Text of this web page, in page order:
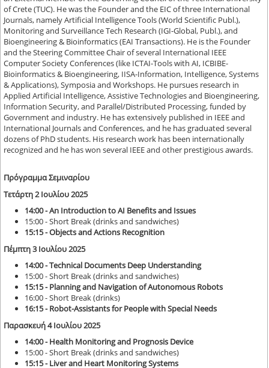
of Crete (TUC). He was the Founder and the EIC of three International
Journals, namely Artificial Intelligence Tools (World Scientific Publ.),
Monitoring and Surveillance Tech Research (IGI-Global, Publ.), and
Bioengineering & Bioinformatics (EAI Transactions). He is the Founder
and the Steering Committee Chair of several International IEEE
Computer Society Conferences (like ICTAI-Tools with AI, ICBIBE-
Bioinformatics & Bioengineering, IISA-Information, Intelligence, Systems
& Applications), Symposia and Workshops. He pursues research in
Applied Artificial Intelligence, Assistive Technologies and Bioengineering,
Information Security, and Parallel/Distributed Processing, funded by
Government and industry. He has extensively published in IEEE and
International Journals and Conferences, and he has graduated several
dozens of PhD students. His research work has been internationally
recognized and he has won several IEEE and other prestigious awards.
Πρόγραμμα Σεμιναρίου
Τετάρτη 2 Ιουλίου 2025
14:00 - An Introduction to AI Benefits and Issues
15:00 - Short Break (drinks and sandwiches)
15:15 - Objects and Actions Recognition
Πέμπτη 3 Ιουλίου 2025
14:00 -Technical Documents Deep Understanding
15:00 - Short Break (drinks and sandwiches)
15:15 -Planning and Navigation of Autonomous Robots
16:00 - Short Break (drinks)
16:15 -Robot-Assistants for People with Special Needs
Παρασκευή 4 Ιουλίου 2025
14:00 -Health Monitoring and Prognosis Device
15:00 - Short Break (drinks and sandwiches)
15:15 -Liver and Heart Monitoring Systems